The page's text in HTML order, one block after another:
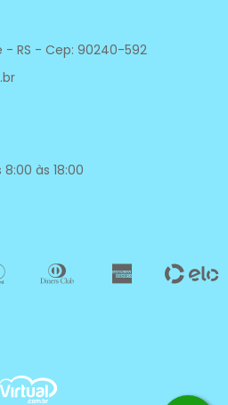
- RS - Cep: 90240-592
às 18:00